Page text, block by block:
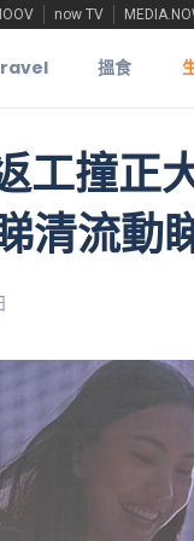
now TV
搵食
工撞正
流動